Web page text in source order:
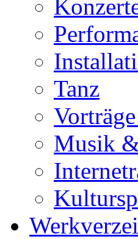
Tanz
Musik